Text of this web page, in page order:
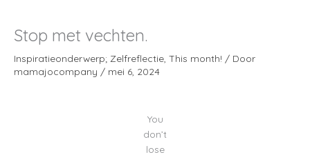
Stop met vechten.
Inspiratieonderwerp; Zelfreflectie This month! / Door
mamajocompany / mei 6, 2024
You
don’t
lose